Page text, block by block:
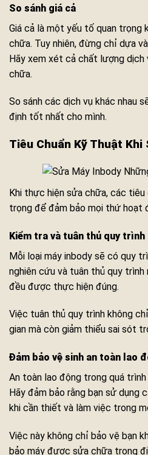
So sánh giá cả
Giá cả là một yếu tố quan trọng
chữa. Tuy nhiên, đừng chỉ dựa
Hãy xem xét cả chất lượng dịch
chữa.
So sánh các dịch vụ khác nhau
định tốt nhất cho mình.
Tiêu Chuẩn Kỹ Thuật Khi
Khi thực hiện sửa chữa, các
trọng để đảm bảo mọi thứ hoạt
Kiểm tra và tuân thủ quy trình
Mỗi loại máy inbody sẽ có quy
nghiên cứu và tuân thủ quy
đều được thực hiện đúng.
Việc tuân thủ quy trình không
gian mà còn giảm thiểu sai sót
Đảm bảo vệ sinh an toàn lao
An toàn lao động trong quá
Hãy đảm bảo rằng bạn sử dụng
khi cần thiết và làm việc trong
Việc này không chỉ bảo vệ bạn
bảo máy được sửa chữa trong